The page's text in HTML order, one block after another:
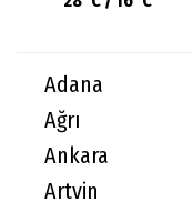
Adana
Ağrı
Ankara
Artvin